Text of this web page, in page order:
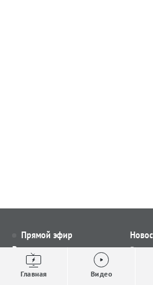
Прямой эфир
Видео
Выпуски новостей
Проекты
Все
Главная Видео